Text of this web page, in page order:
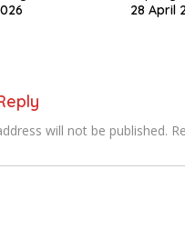
28 April
will not be published.